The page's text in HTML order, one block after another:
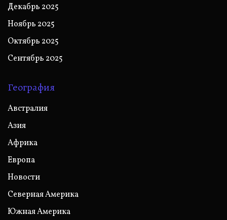
Декабрь 2025
Ноябрь 2025
Октябрь 2025
Сентябрь 2025
География
Австралия
Азия
Африка
Европа
Новости
Северная Америка
Южная Америка